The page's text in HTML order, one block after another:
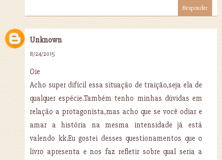
Responder
Unknown
8/24/2015
Oie
Acho super difícil essa situação de traição,seja ela de
qualquer espécie.Também tenho minhas dúvidas em
relação a protagonista,mas acho que se você odiar e
amar a história na mesma intensidade já está
valendo kk.Eu gostei desses questionamentos que o
livro apresenta e nos faz refletir sobre qual seria a